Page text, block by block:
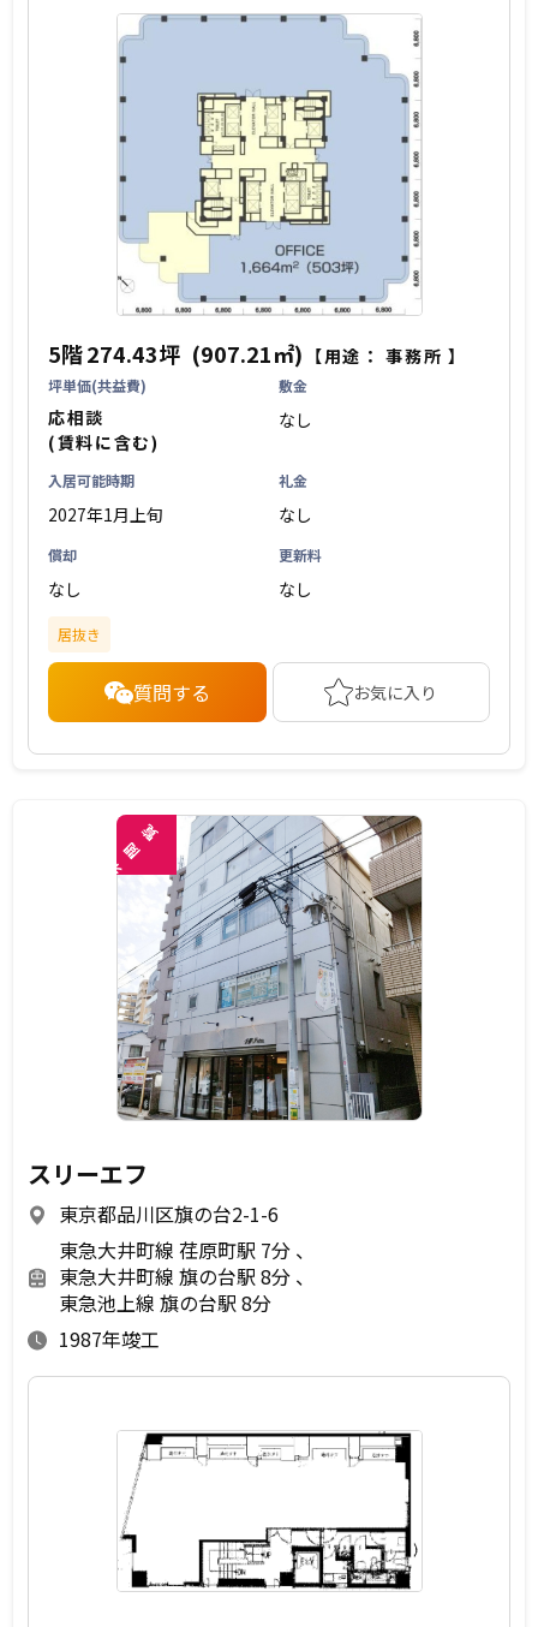
5階274.43坪 (907.21㎡) 【用途：事務所 】
坪単価(共益費)
応相談
(賃料に含む)
敷金
なし
入居可能時期
2027年1月上旬
礼金
なし
償却
なし
更新料
なし
居抜き
質問する お気に入り
未
閲
覧
スリーエフ
東京都品川区旗の台2-1-6
東急大井町線 荏原町駅 7分
東急大井町線 旗の台駅 8分
東急池上線 旗の台駅 8分
1987年竣工